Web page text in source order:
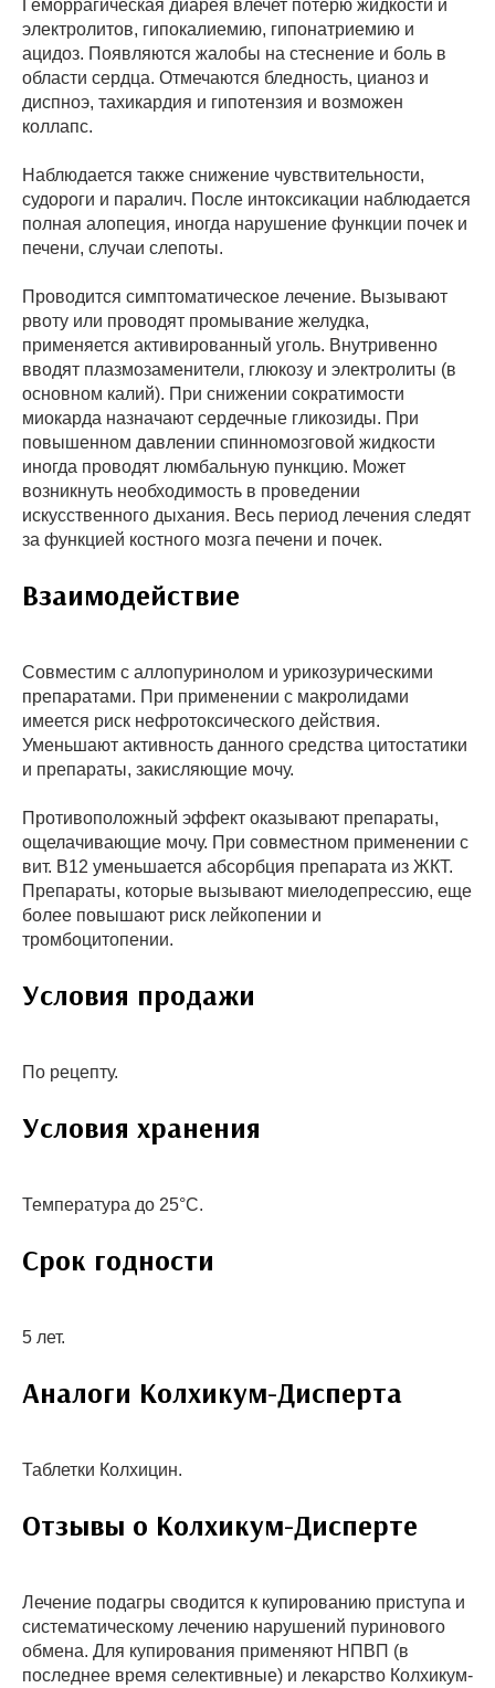
Геморрагическая диарея влечет потерю жидкости и
электролитов, гипокалиемию, гипонатриемию и
ацидоз. Появляются жалобы на стеснение и боль в
области сердца. Отмечаются бледность, цианоз и
диспноэ, тахикардия и гипотензия и возможен
коллапс.
Наблюдается также снижение чувствительности,
судороги и паралич. После интоксикации наблюдается
полная алопеция, иногда нарушение функции почек и
печени, случаи слепоты.
Проводится симптоматическое лечение. Вызывают
рвоту или проводят промывание желудка,
применяется активированный уголь. Внутривенно
вводят плазмозаменители, глюкозу и электролиты (в
основном калий). При снижении сократимости
миокарда назначают сердечные гликозиды. При
повышенном давлении спинномозговой жидкости
иногда проводят люмбальную пункцию. Может
возникнуть необходимость в проведении
искусственного дыхания. Весь период лечения следят
за функцией костного мозга печени и почек.
Взаимодействие
Совместим с аллопуринолом и урикозурическими
препаратами. При применении с макролидами
имеется риск нефротоксического действия.
Уменьшают активность данного средства цитостатики
и препараты, закисляющие мочу.
Противоположный эффект оказывают препараты,
ощелачивающие мочу. При совместном применении с
вит. В12 уменьшается абсорбция препарата из ЖКТ.
Препараты, которые вызывают миелодепрессию, еще
более повышают риск лейкопении и
тромбоцитопении.
Условия продажи
По рецепту.
Условия хранения
Температура до 25°С.
Срок годности
5 лет.
Аналоги Колхикум-Дисперта
Таблетки Колхицин.
Отзывы о Колхикум-Дисперте
Лечение подагры сводится к купированию приступа и
систематическому лечению нарушений пуринового
обмена. Для купирования применяют НПВП (в
последнее время селективные) и лекарство Колхикум-